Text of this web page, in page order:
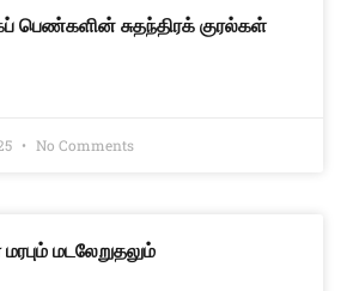
சுதந்திரக் குரல்கள்
No Comments
மடலேறுதலும்